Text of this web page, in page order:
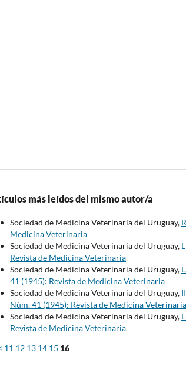
más leídos del mismo autor/a
Sociedad de Medicina Veterinaria del Uruguay,
Medicina Veterinaria
Sociedad de Medicina Veterinaria del Uruguay,
Revista de Medicina Veterinaria
Sociedad de Medicina Veterinaria del Uruguay,
41 (1945): Revista de Medicina Veterinaria
Sociedad de Medicina Veterinaria del Uruguay,
Núm. 41 (1945): Revista de Medicina Veterinaria
Sociedad de Medicina Veterinaria del Uruguay,
Revista de Medicina Veterinaria
11 12 13 14 15 16